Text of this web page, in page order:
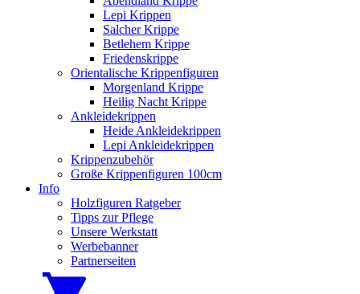
Lepi Krippen
Salcher Krippe
Betlehem Krippe
Friedenskrippe
Orientalische Krippenfiguren
Morgenland Krippe
Heilig Nacht Krippe
Ankleidekrippen
Heide Ankleidekrippen
Lepi Ankleidekrippen
Krippenzubehör
Große Krippenfiguren 100cm
Info
Holzfiguren Ratgeber
Tipps zur Pflege
Unsere Werkstatt
Werbebanner
Partnerseiten